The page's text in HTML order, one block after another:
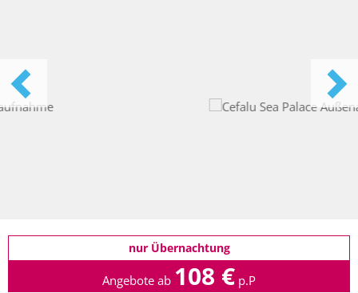
nur Übernachtung
Angebote ab 108 € p.P